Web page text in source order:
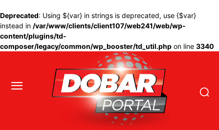
Deprecated: Using ${var} in strings is deprecated, use {$var}
instead in /var/www/clients/client107/web241/web/wp-
content/plugins/td-
composer/legacy/common/wp_booster/td_util.php on line 3340